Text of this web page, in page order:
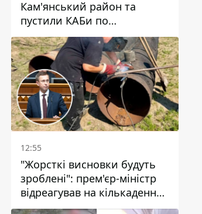
Кам'янський район та
пустили КАБи по
Павлограду: постраждав
чоловік, в небо здіймається
стовп диму
12:55
"Жорсткі висновки будуть
зроблені": прем'єр-міністр
відреагував на кількаденну
відсутність води у Марганці